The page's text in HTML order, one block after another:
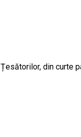
din curte